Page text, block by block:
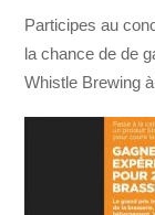
Participes au
la chance de de
Whistle Brewing